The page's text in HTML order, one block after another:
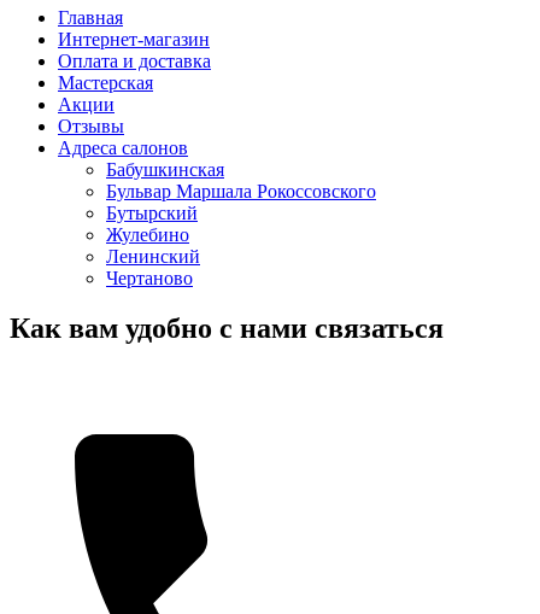
Главная
Интернет-магазин
Оплата и доставка
Мастерская
Акции
Отзывы
Адреса салонов
Бабушкинская
Бульвар Маршала Рокоссовского
Бутырский
Жулебино
Ленинский
Чертаново
Как вам удобно с нами связаться